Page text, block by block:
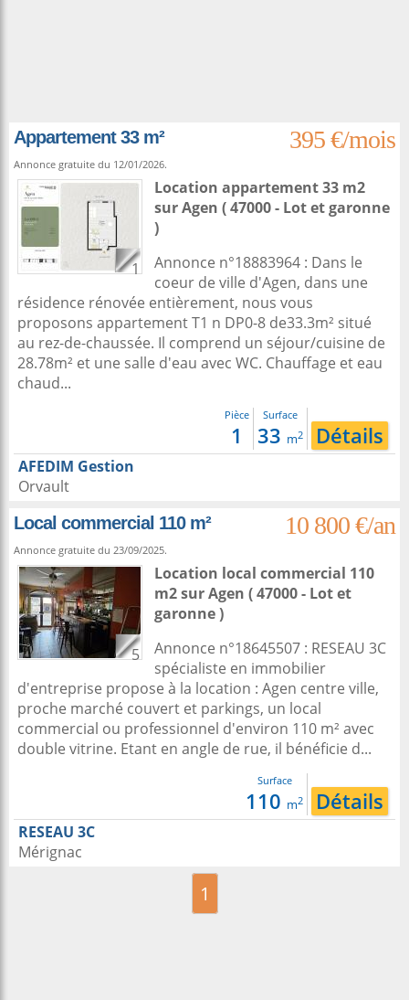
Appartement 33 m² 395 €/mois
Annonce gratuite du 12/01/2026.
1
Location appartement 33 m2
surAgen ( 47000 - Lot et garonne
)
Annonce n°18883964 : Dans le
coeur de ville d'Agen, dans une
résidence rénovée entièrement, nous vous
proposons appartement T1 n DP0-8 de33.3m² situé
au rez-de-chaussée. Il comprend un séjour/cuisine de
28.78m² et une salle d'eau avec WC. Chauffage et eau
chaud...
Pièce
1
Surface
33 m2 Détails
AFEDIM Gestion
Orvault
Local commercial 110 m²
10 800 €/an
Annonce gratuite du 23/09/2025.
5
Location local commercial 110
m2surAgen ( 47000 - Lot et
garonne )
Annonce n°18645507 : RESEAU 3C
spécialiste en immobilier
d'entreprise propose à la location : Agen centre ville,
proche marché couvert et parkings, un local
commercial ou professionnel d'environ 110 m² avec
double vitrine. Etant en angle de rue, il bénéficie d...
Surface
110 m2 Détails
RESEAU 3C
Mérignac
1